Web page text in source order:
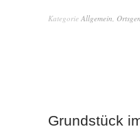
Kategorie Allgemein,
Grundstück